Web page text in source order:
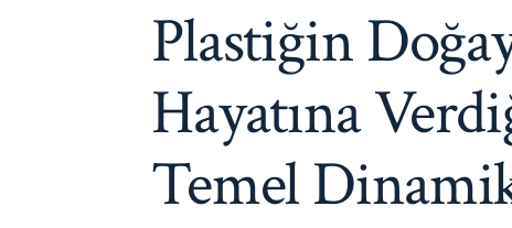
Plastiğin
Hayatına
Temel